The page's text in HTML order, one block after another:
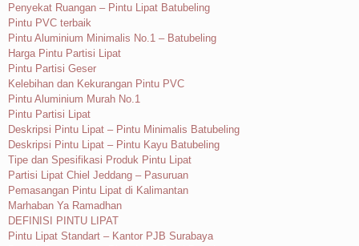
Penyekat Ruangan – Pintu Lipat Batubeling
Pintu PVC terbaik
Pintu Aluminium Minimalis No.1 – Batubeling
Harga Pintu Partisi Lipat
Pintu Partisi Geser
Kelebihan dan Kekurangan Pintu PVC
Pintu Aluminium Murah No.1
Pintu Partisi Lipat
Deskripsi Pintu Lipat – Pintu Minimalis Batubeling
Deskripsi Pintu Lipat – Pintu Kayu Batubeling
Tipe dan Spesifikasi Produk Pintu Lipat
Partisi Lipat Chiel Jeddang – Pasuruan
Pemasangan Pintu Lipat di Kalimantan
Marhaban Ya Ramadhan
DEFINISI PINTU LIPAT
Pintu Lipat Standart – Kantor PJB Surabaya